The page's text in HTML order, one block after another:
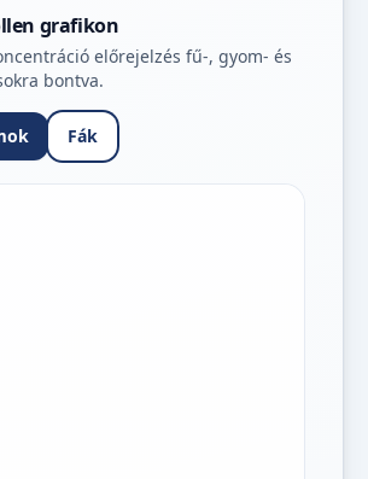
grafikon
előrejelzés fű-, gyom- és
bontva.
Fák
jelmagyarázatához